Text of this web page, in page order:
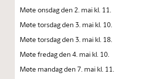
Møte onsdag den 2. mai kl. 11.
Møte torsdag den 3. mai kl. 10.
Møte torsdag den 3. mai kl. 18.
Møte fredag den 4. mai kl. 10.
Møte mandag den 7. mai kl. 11.